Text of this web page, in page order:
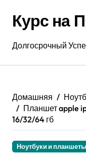
содержанию
Курс на
Долгосрочный
Домашняя
Планшет apple
16/32/64 гб
Ноутбуки и планшеты